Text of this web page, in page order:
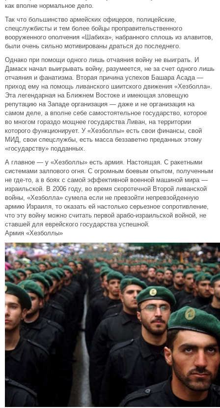
как вполне нормальное дело.
Так что большинство армейских офицеров, полицейские,
спецслужбисты и тем более бойцы проправительственного
вооруженного ополчения «Шабиха», набранного сплошь из алавитов,
были очень сильно мотивированы драться до последнего.
Однако при помощи одного лишь отчаяния войну не выиграть. И
Дамаск начал выигрывать войну, разумеется, не за счет одного лишь
отчаяния и фанатизма. Вторая причина успехов Башара Асада —
приход ему на помощь ливанского шиитского движения «Хезболла».
Эта легендарная на Ближнем Востоке и имеющая зловещую
репутацию на Западе организация — даже и не организация на
самом деле, а вполне себе самостоятельное государство, которое
во многом гораздо мощнее государства Ливан, на территории
которого функционирует. У «Хезболлы» есть свои финансы, свой
МИД, свои спецслужбы, есть масса беззаветно преданных этому
«государству» подданных.
А главное — у «Хезболлы» есть армия. Настоящая. С ракетными
системами залпового огня. С огромным боевым опытом, полученным
не где-то, а в боях с самой эффективной военной машиной мира —
израильской. В 2006 году, во время скоротечной Второй ливанской
войны, «Хезболла» сумела если не превзойти непревзойденную
армию Израиля, то оказать ей настолько серьезное сопротивление,
что эту войну можно считать первой арабо-израильской войной, не
ставшей для еврейского государства успешной.
Армия «Хезболлы»